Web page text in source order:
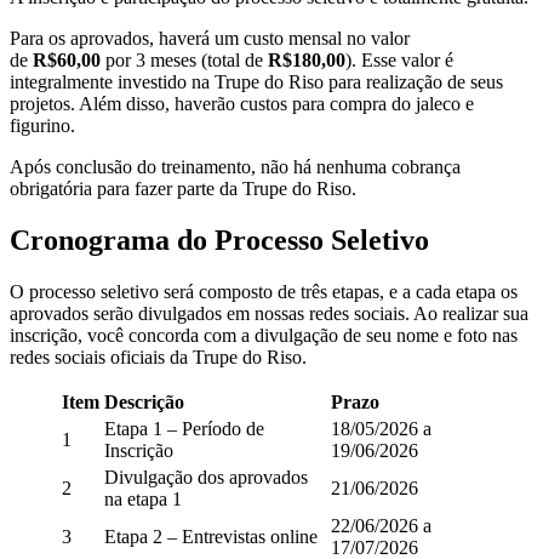
Para os aprovados, haverá um custo mensal no valor
de R$60,00 por 3 meses (total de R$180,00). Esse valor é
integralmente investido na Trupe do Riso para realização de seus
projetos. Além disso, haverão custos para compra do jaleco e
figurino.
Após conclusão do treinamento, não há nenhuma cobrança
obrigatória para fazer parte da Trupe do Riso.
Cronograma do Processo Seletivo
O processo seletivo será composto de três etapas, e a cada etapa os
aprovados serão divulgados em nossas redes sociais. Ao realizar sua
inscrição, você concorda com a divulgação de seu nome e foto nas
redes sociais oficiais da Trupe do Riso.
Item Descrição
Prazo
1
Etapa 1 – Período de
Inscrição
18/05/2026 a
19/06/2026
2
Divulgação dos aprovados
na etapa 1
21/06/2026
3 Etapa 2 – Entrevistas online
22/06/2026 a
17/07/2026